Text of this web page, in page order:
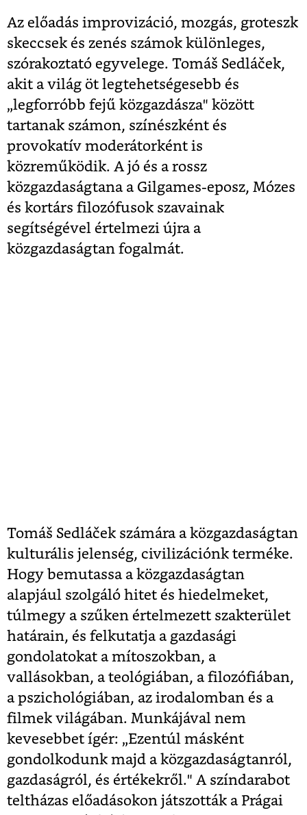
Az előadás improvizáció, mozgás, groteszk
skeccsek és zenés számok különleges,
szórakoztató egyvelege. Tomáš Sedláček,
akit a világ öt legtehetségesebb és
„legforróbb fejű közgazdásza" között
tartanak számon, színészként és
provokatív moderátorként is
közreműködik. A jó és a rossz
közgazdaságtana a Gilgames-eposz, Mózes
és kortárs filozófusok szavainak
segítségével értelmezi újra a
közgazdaságtan fogalmát.
Tomáš Sedláček számára a közgazdaságtan
kulturális jelenség, civilizációnk terméke.
Hogy bemutassa a közgazdaságtan
alapjául szolgáló hitet és hiedelmeket,
túlmegy a szűken értelmezett szakterület
határain, és felkutatja a gazdasági
gondolatokat a mítoszokban, a
vallásokban, a teológiában, a filozófiában,
a pszichológiában, az irodalomban és a
filmek világában. Munkájával nem
kevesebbet ígér: „Ezentúl másként
gondolkodunk majd a közgazdaságtanról,
gazdaságról, és értékekről." A színdarabot
teltházas előadásokon játszották a Prágai